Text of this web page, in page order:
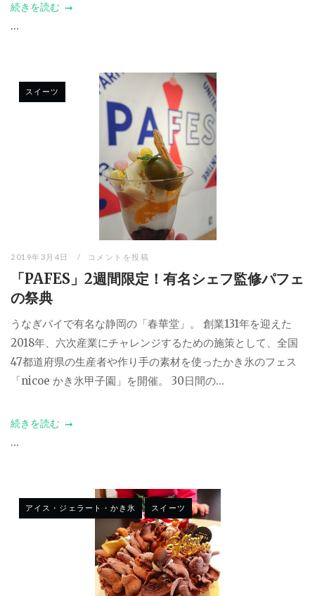
続きを読む
...
スイーツ
2019年3月4日 コメントを投稿
「PAFES」2週間限定！有名シェフ監修パフェ
の祭典
うなぎパイで有名な静岡の「春華堂」。 創業131年を迎えた
2018年、六次産業にチャレンジするための施策として、全国
47都道府県の生産者や作り手の素材を使ったかき氷のフェス
「nicoe かき氷甲子園」を開催。 30日間の...
続きを読む
...
アイス・ジェラート・かき氷 スイーツ